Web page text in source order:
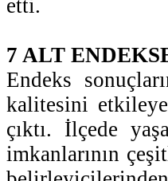
etti.
7 ALT
Endeks
kalitesini
çıktı. İlçede
imkanlarının